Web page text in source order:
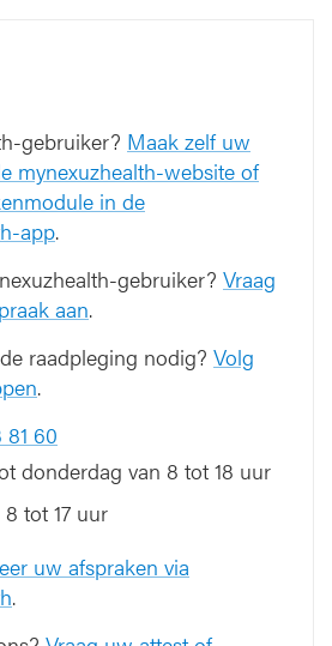
gebruiker? Maak zelf uw
mynexuzhealth-website of
in de
app.
gebruiker? Vraag
aan.
raadpleging nodig? Volg
.
60
donderdag van 8 tot 18 uur
tot 17 uur
uw afspraken via
.